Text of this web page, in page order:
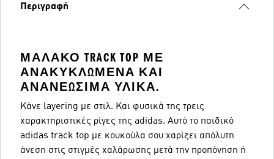
Περιγραφή
ΜΑΛΑΚΌ TRACK TOP ΜΕ
ΑΝΑΚΥΚΛΩΜΈΝΑ ΚΑΙ
ΑΝΑΝΕΏΣΙΜΑ ΥΛΙΚΆ.
Κάνε layering με στιλ. Και φυσικά της τρεις
χαρακτηριστικές ρίγες της adidas. Αυτό το παιδικό
adidas track top με κουκούλα σου χαρίζει απόλυτη
άνεση στις στιγμές χαλάρωσης μετά την προπόνηση ή